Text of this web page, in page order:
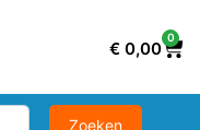
€ 0,00
0